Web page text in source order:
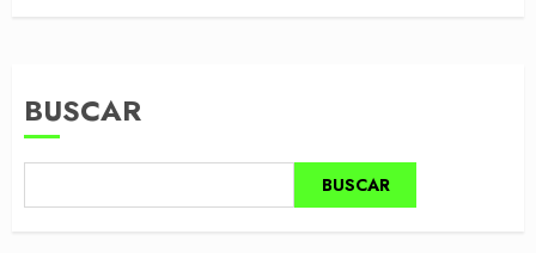
BUSCAR
BUSCAR